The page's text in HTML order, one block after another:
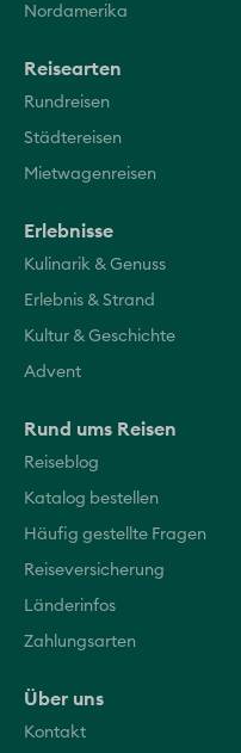
Nordamerika
Reisearten
Rundreisen
Städtereisen
Mietwagenreisen
Erlebnisse
Kulinarik & Genuss
Erlebnis & Strand
Kultur & Geschichte
Advent
Rund ums Reisen
Reiseblog
Katalog bestellen
Häufig gestellte Fragen
Reiseversicherung
Länderinfos
Zahlungsarten
Über uns
Kontakt